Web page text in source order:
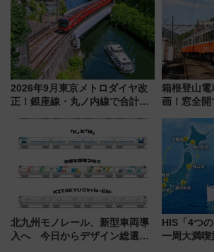
う！
2026年9月東京メトロダイヤ改
正！銀座線・丸ノ内線で合計
箱根登山
画！窓全
北九州モノレール、新型車両導
入へ 今日からデザイン総選挙
HIS「4つ
一周大満喫